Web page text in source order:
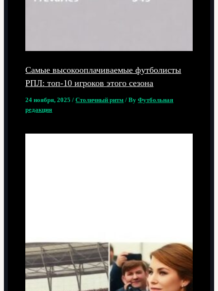
Самые высокооплачиваемые футболисты
РПЛ: топ-10 игроков этого сезона
24 ноября, 2025/Столичный ритм / ByФутбольная
редакция